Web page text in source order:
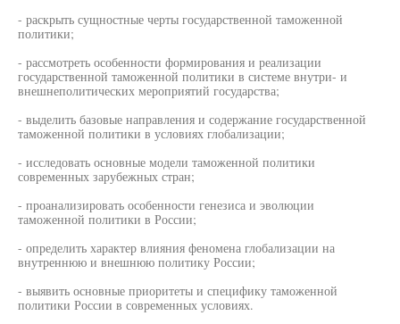
- раскрыть сущностные черты государственной таможенной
политики;
- рассмотреть особенности формирования и реализации
государственной таможенной политики в системе внутри- и
внешнеполитических мероприятий государства;
- выделить базовые направления и содержание государственной
таможенной политики в условиях глобализации;
- исследовать основные модели таможенной политики
современных зарубежных стран;
- проанализировать особенности генезиса и эволюции
таможенной политики в России;
- определить характер влияния феномена глобализации на
внутреннюю и внешнюю политику России;
- выявить основные приоритеты и специфику таможенной
политики России в современных условиях.